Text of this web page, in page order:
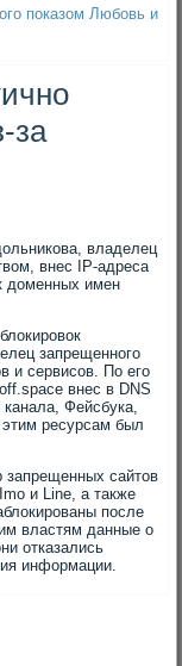
показом Любовь и
за
владелец
внес IP-адреса
доменных имен
запрещенного
и сервисов. По его
внес в DNS
Фейсбука,
ресурсам был
запрещенных сайтов
и Line, а также
после
властям данные о
отказались
информации.